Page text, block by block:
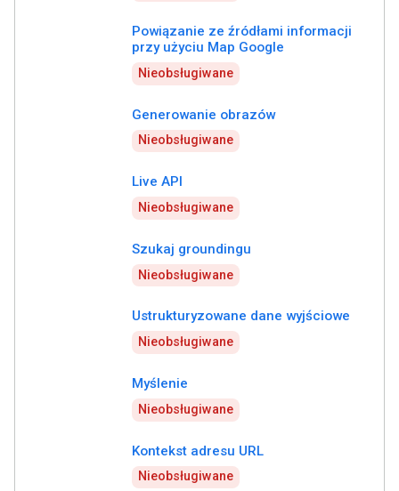
Powiązanie ze źródłami informacji
przy użyciu Map Google
Nieobsługiwane
Generowanie obrazów
Nieobsługiwane
Live API
Nieobsługiwane
Szukaj groundingu
Nieobsługiwane
Ustrukturyzowane dane wyjściowe
Nieobsługiwane
Myślenie
Nieobsługiwane
Kontekst adresu URL
Nieobsługiwane